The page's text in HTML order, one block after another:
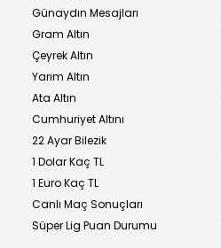
Günaydın Mesajları
Gram Altın
Çeyrek Altın
Yarım Altın
Ata Altın
Cumhuriyet Altını
22 Ayar Bilezik
1 Dolar Kaç TL
1 Euro Kaç TL
Canlı Maç Sonuçları
Süper Lig Puan Durumu